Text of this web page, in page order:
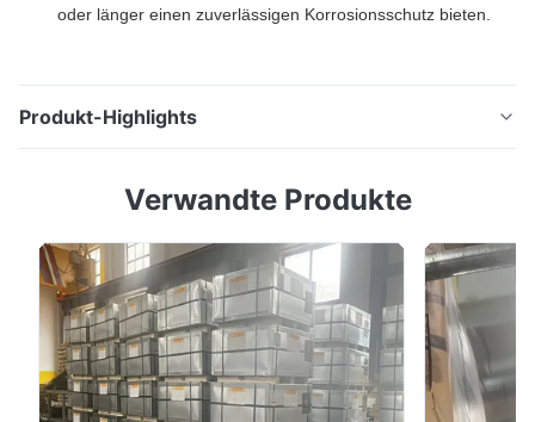
oder länger einen zuverlässigen Korrosionsschutz bieten.
Produkt-Highlights
Solar- und Infrastrukturprojekte Beschreibung des
Hollow Sections (RHS/SHS) are high-strength
structural steel products designed to deliver superior
corrosion resistance and long-term durability in ...
Verwandte Produkte